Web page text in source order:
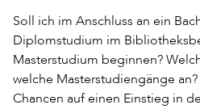
Soll ich im Anschluss an ein
Diplomstudium im
Masterstudium beginnen?
welche Masterstudiengänge
Chancen auf einen Einstieg in